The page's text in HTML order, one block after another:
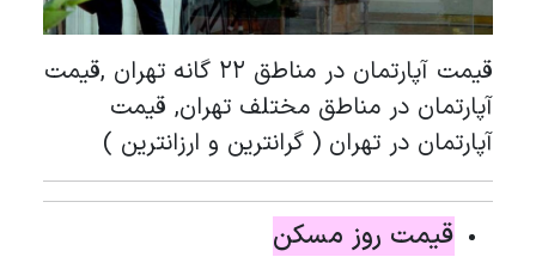
قیمت آپارتمان در مناطق 22 گانه تهران ,قیمت
آپارتمان در مناطق مختلف تهران, قیمت
آپارتمان در تهران ( گرانترین و ارزانترین )
قیمت روز مسکن